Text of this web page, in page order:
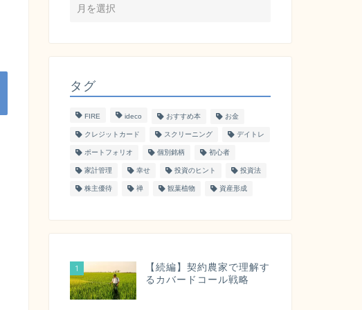
タグ
FIRE ideco おすすめ本 お金
クレジットカード スクリーニング デイトレ
ポートフォリオ 個別銘柄 初心者
家計管理 幸せ 投資のヒント 投資法
株主優待 禅 観葉植物 資産形成
1
【続編】契約農家で理解す
るカバードコール戦略